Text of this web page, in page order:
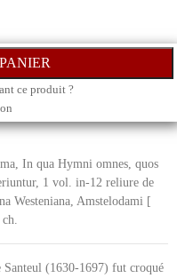
ce produit ?
In qua Hymni omnes, quos
1 vol. in-12 reliure de
Westeniana, Amstelodami [
Santeul (1630-1697) fut croqué